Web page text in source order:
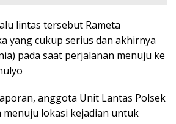
lintas tersebut Rameta
yang cukup serius dan akhirnya
pada saat perjalanan menuju ke
anggota Unit Lantas Polsek
menuju lokasi kejadian untuk